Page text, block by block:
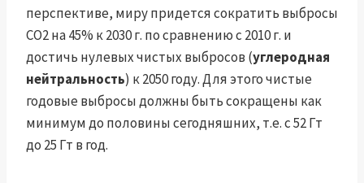
перспективе, миру придется сократить выбросы
CO2 на 45% к 2030 г. по сравнению с 2010 г. и
достичь нулевых чистых выбросов (углеродная
нейтральность) к 2050 году. Для этого чистые
годовые выбросы должны быть сокращены как
минимум до половины сегодняшних, т.е. с 52 Гт
до 25 Гт в год.